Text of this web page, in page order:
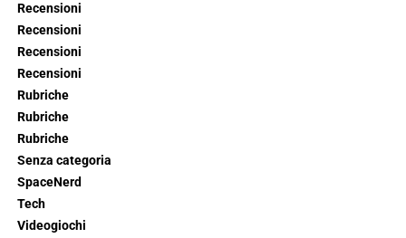
Recensioni
Recensioni
Recensioni
Recensioni
Rubriche
Rubriche
Rubriche
Senza categoria
SpaceNerd
Tech
Videogiochi